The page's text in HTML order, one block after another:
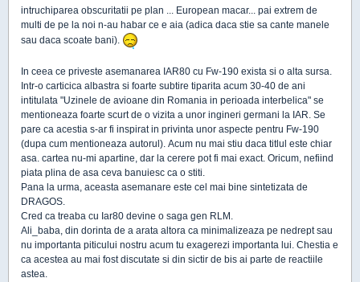
intruchiparea obscuritatii pe plan ... European macar... pai extrem de
multi de pe la noi n-au habar ce e aia (adica daca stie sa cante manele
sau daca scoate bani).
In ceea ce priveste asemanarea IAR80 cu Fw-190 exista si o alta sursa.
Intr-o carticica albastra si foarte subtire tiparita acum 30-40 de ani
intitulata "Uzinele de avioane din Romania in perioada interbelica" se
mentioneaza foarte scurt de o vizita a unor ingineri germani la IAR. Se
pare ca acestia s-ar fi inspirat in privinta unor aspecte pentru Fw-190
(dupa cum mentioneaza autorul). Acum nu mai stiu daca titlul este chiar
asa. cartea nu-mi apartine, dar la cerere pot fi mai exact. Oricum, nefiind
piata plina de asa ceva banuiesc ca o stiti.
Pana la urma, aceasta asemanare este cel mai bine sintetizata de
DRAGOS.
Cred ca treaba cu Iar80 devine o saga gen RLM.
Ali_baba, din dorinta de a arata altora ca minimalizeaza pe nedrept sau
nu importanta piticului nostru acum tu exagerezi importanta lui. Chestia e
ca acestea au mai fost discutate si din sictir de bis ai parte de reactiile
astea.